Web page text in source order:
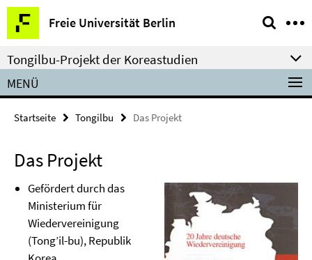
Springe
direkt
zu
Inhalt
Freie Universität Berlin
Service-
Navigation
Tongilbu-Projekt der Koreastudien
MENÜ
Startseite Tongilbu Das Projekt
Das Projekt
Gefördert durch das
Ministerium für
Wiedervereinigung
(Tong’il-bu), Republik